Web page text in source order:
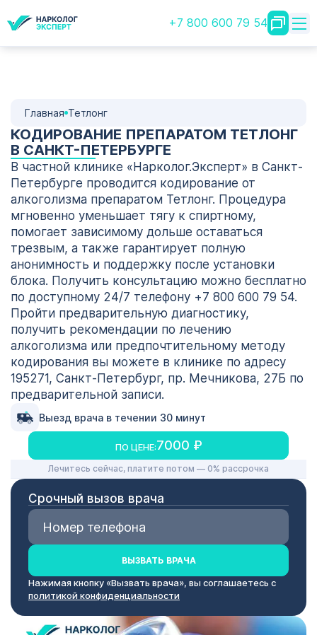
+7 800 600 79 54
Главная Тетлонг
КОДИРОВАНИЕ ПРЕПАРАТОМ ТЕТЛОНГ
В САНКТ-ПЕТЕРБУРГЕ
В частной клинике «Нарколог.Эксперт» в Санкт-
Петербурге проводится кодирование от
алкоголизма препаратом Тетлонг. Процедура
мгновенно уменьшает тягу к спиртному,
помогает зависимому дольше оставаться
трезвым, а также гарантирует полную
анонимность и поддержку после установки
блока. Получить консультацию можно бесплатно
по доступному 24/7 телефону +7 800 600 79 54.
Пройти предварительную диагностику,
получить рекомендации по лечению
алкоголизма или предпочтительному методу
кодирования вы можете в клинике по адресу
195271, Санкт-Петербург, пр. Мечникова, 27Б по
предварительной записи.
ПО ЦЕНЕ:7000 ₽
Выезд врача в течении 30 минут
Лечитесь сейчас, платите потом — 0% рассрочка
Срочный вызов врача
ВЫЗВАТЬ ВРАЧА
Нажимая кнопку «Вызвать врача», вы соглашаетесь с
политикой конфиденциальности